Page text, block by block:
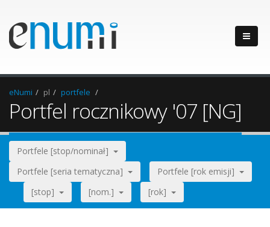
eNumi pl portfele
Portfel rocznikowy '07 [NG]
Portfele [stop/nominał]
Portfele [seria tematyczna]
Portfele [rok emisji]
[stop]
[nom.] [rok]